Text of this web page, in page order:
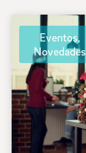
Eventos,
Novedades